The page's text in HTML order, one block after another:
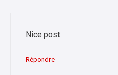
Nice post
Répondre